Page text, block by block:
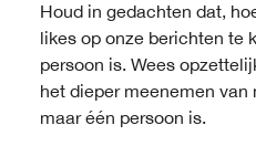
Houd in gedachten dat,
likes op onze berichten te
persoon is. Wees
het dieper meenemen van
maar één persoon is.